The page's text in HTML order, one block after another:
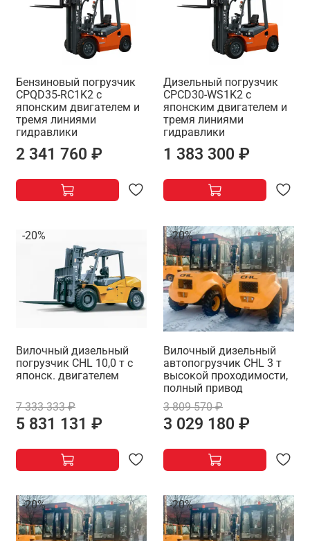
Бензиновый погрузчик
CPQD35-RC1K2 с
японским двигателем и
тремя линиями
гидравлики
2 341 760 ₽
Дизельный погрузчик
CPCD30-WS1K2 с
японским двигателем и
тремя линиями
гидравлики
1 383 300 ₽
-20%
Вилочный дизельный
погрузчик CHL 10,0 т с
японск. двигателем
7 333 333 ₽
5 831 131 ₽
-20%
Вилочный дизельный
автопогрузчик CHL 3 т
высокой проходимости,
полный привод
3 809 570 ₽
3 029 180 ₽
-20% -20%